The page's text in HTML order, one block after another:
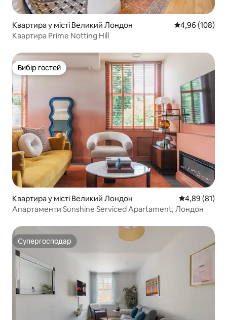
Квартира у місті Великий Лондон Середня
4,96 (108)
Квартира Prime Notting Hill
Вибір гостей
Вибір гостей
Квартира у місті Великий Лондон Середня
4,89 (81)
Апартаменти Sunshine Serviced Apartament, Лондон
Супергосподар
Супергосподар